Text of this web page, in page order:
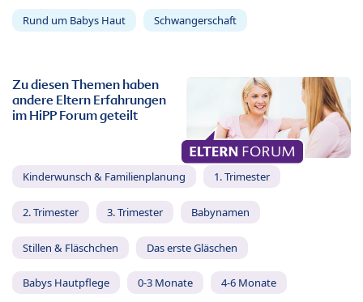
Rund um Babys Haut Schwangerschaft
Zu diesen Themen haben
andere Eltern Erfahrungen
im HiPP Forum geteilt
Kinderwunsch & Familienplanung 1. Trimester
2. Trimester 3. Trimester Babynamen
Stillen & Fläschchen Das erste Gläschen
Babys Hautpflege 0-3 Monate 4-6 Monate